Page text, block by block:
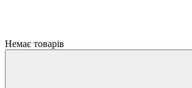
Немає товарів